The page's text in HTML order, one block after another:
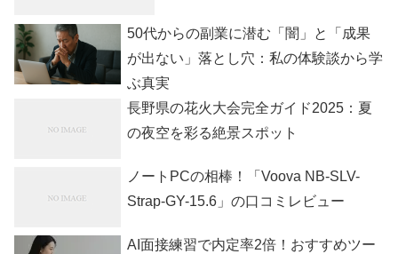
イトは、転職活動を円滑に行っていくため
にはとても役立...
50代からの副業に潜む「闇」と「成果
が出ない」落とし穴：私の体験談から学
ぶ真実
長野県の花火大会完全ガイド2025：夏
の夜空を彩る絶景スポット
ノートPCの相棒！「Voova NB-SLV-
Strap-GY-15.6」の口コミレビュー
AI面接練習で内定率2倍！おすすめツー